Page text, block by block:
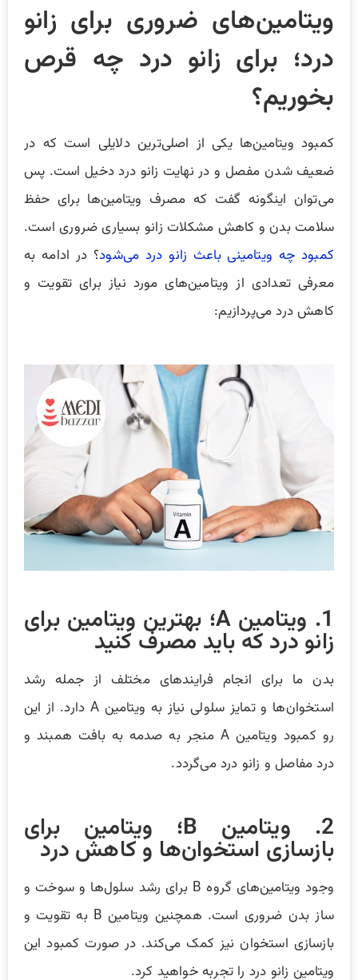
ویتامین‌های ضروری برای زانو
درد؛ برای زانو درد چه قرص
بخوریم؟
کمبود ویتامین‌ها یکی از اصلی‌ترین دلایلی است که در
ضعیف شدن مفصل و در نهایت زانو درد دخیل است. پس
می‌توان اینگونه گفت که مصرف ویتامین‌ها برای حفظ
سلامت بدن و کاهش مشکلات زانو بسیاری ضروری است.
کمبود چه ویتامینی باعث زانو درد می‌شود؟ در ادامه به
معرفی تعدادی از ویتامین‌های مورد نیاز برای تقویت و
کاهش درد می‌پردازیم:
1. ویتامین A؛ بهترین ویتامین برای
زانو درد که باید مصرف کنید
بدن ما برای انجام فرایند‌های مختلف از جمله رشد
استخوان‌ها و تمایز سلولی نیاز به ویتامین A دارد. از این
رو کمبود ویتامین A منجر به صدمه به بافت همبند و
درد مفاصل و زانو درد می‌گردد.
2. ویتامین B؛ ویتامین برای
بازسازی استخوان‌ها و کاهش درد
وجود ویتامین‌های گروه B برای رشد سلول‌ها و سوخت و
ساز بدن ضروری است. همچنین ویتامین B به تقویت و
بازسازی استخوان نیز کمک می‌کند. در صورت کمبود این
ویتامین زانو درد را تجربه خواهید کرد.